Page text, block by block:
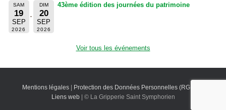
SAM
19
SEP
2026
DIM
20
SEP
2026
43ème édition des journées du patrimoine
Voir tous les événements
Mentions légales | Protection des Données Personnelles (RGPD)
Liens web| © La Gripperie Saint Symphorien